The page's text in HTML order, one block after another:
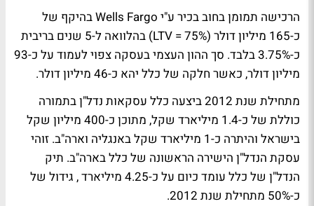
הרכישה תמומן בחוב בכיר ע"י Wells Fargo בהיקף של
כ-165 מיליון דולר (LTV = 75%) בהלוואה ל-5 שנים בריבית
כ-3.75% בלבד. סך ההון העצמי בעסקה צפוי לעמוד על כ-93
מיליון דולר, כאשר חלקה של כלל יהא כ-46 מיליון דולר.
מתחילת שנת 2012 ביצעה כלל עסקאות נדל"ן בתמורה
כוללת של כ-1.4 מיליארד שקל, מתוכן כ-400 מיליון שקל
בישראל והיתרה כ-1 מיליארד שקל באנגליה וארה"ב. זוהי
עסקת הנדל"ן הישירה הראשונה של כלל בארה"ב. תיק
הנדל"ן של כלל עומד כיום על כ-4.25 מיליארד , גידול של
כ-50% מתחילת שנת 2012.